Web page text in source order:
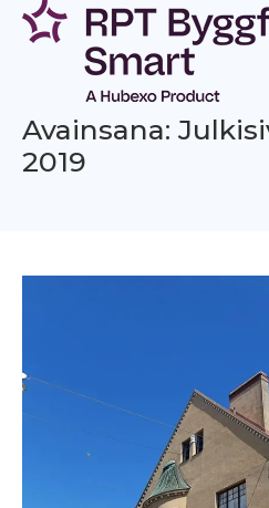
Siirry
sisältöön
Avainsana:
2019